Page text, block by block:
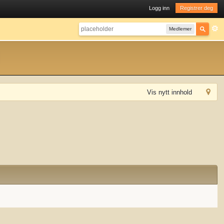
Logg inn Registrer deg
Medlemer
Vis nytt innhold